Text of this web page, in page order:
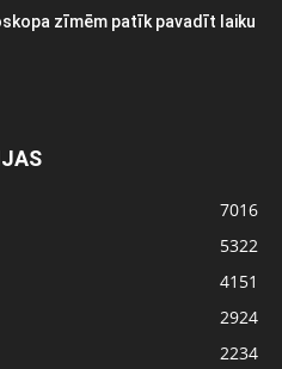
zīmēm patīk pavadīt laiku
7016
5322
4151
2924
2234